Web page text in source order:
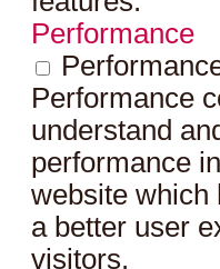
Performance
Performance
understand
performance
website which
a better user
visitors.